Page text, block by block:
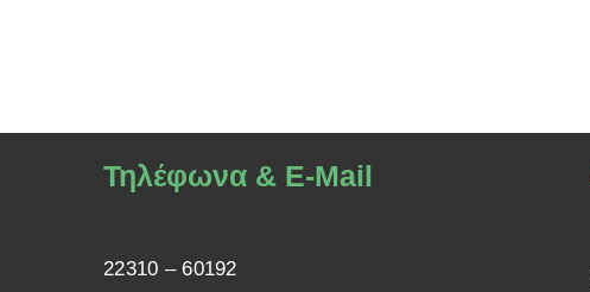
Τηλέφωνα & E-Mail
22310 – 60192